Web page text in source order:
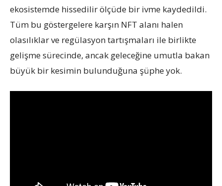
ekosistemde hissedilir ölçüde bir ivme kaydedildi.
Tüm bu göstergelere karşın NFT alanı halen
olasılıklar ve regülasyon tartışmaları ile birlikte
gelişme sürecinde, ancak geleceğine umutla bakan
büyük bir kesimin bulunduğuna şüphe yok.